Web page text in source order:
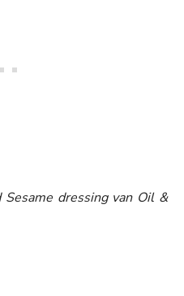
dressing van Oil &